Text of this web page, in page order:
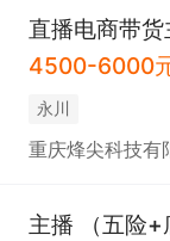
直播电商带
4500-6000
永川
重庆烽尖科技有
主播 （五险+